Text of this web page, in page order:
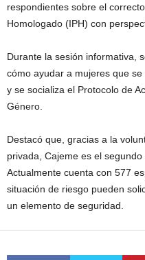
respondientes sobre el
Homologado (IPH) con
Durante la sesión informativa,
cómo ayudar a mujeres que
y se socializa el Protocolo de
Género.
Destacó que, gracias a la
privada, Cajeme es el
Actualmente cuenta con 577
situación de riesgo pueden
un elemento de seguridad.